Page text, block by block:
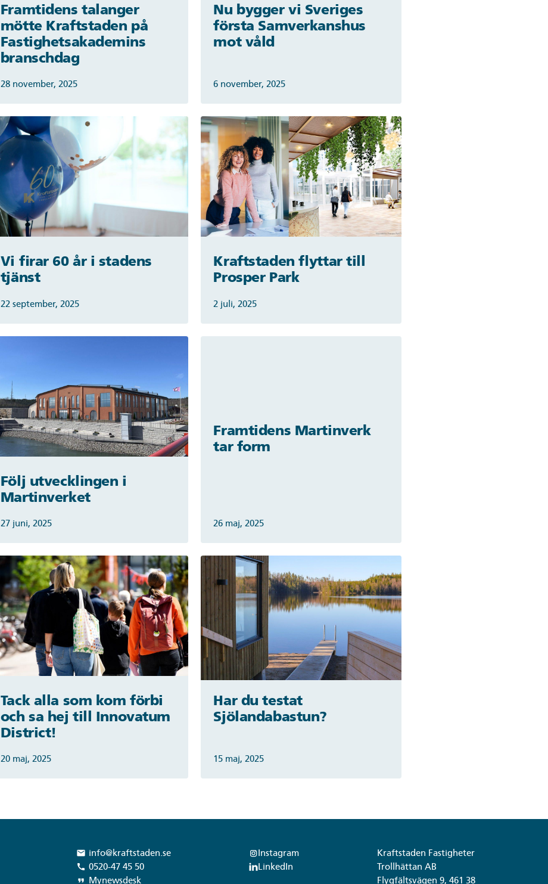
Framtidens talanger
mötte Kraftstaden på
Fastighetsakademins
branschdag
28 november, 2025
Nu bygger vi Sveriges
första Samverkanshus
mot våld
6 november, 2025
Vi firar 60 år i stadens
tjänst
22 september, 2025
Kraftstaden flyttar till
Prosper Park
2 juli, 2025
Följ utvecklingen i
Martinverket
27 juni, 2025
Framtidens Martinverk
tar form
26 maj, 2025
Tack alla som kom förbi
och sa hej till Innovatum
District!
20 maj, 2025
Har du testat
Sjölandabastun?
15 maj, 2025
local_post_office info@kraftstaden.se
call 0520-47 45 50
format_quote Mynewsdesk
Instagram
LinkedIn
Kraftstaden Fastigheter
Trollhättan AB
Flygfältsvägen 9, 461 38